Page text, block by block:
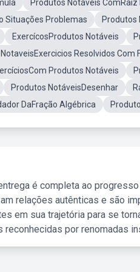
Produtos Notáveis ComRaiz
Situações Problemas
Produtos
ExercícosProdutos Notáveis
Resolvidos Com
Produtos Notáveis
Produtos NotáveisDesenhar
DaFração Algébrica
é completa ao
relações autênticas e são
em sua trajetória para se
por renomadas